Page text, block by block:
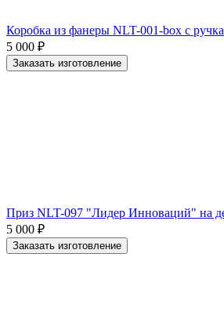
Коробка из фанеры NLT-001-box с
5 000 ₽
Заказать изготовление
Приз NLT-097 "Лидер Инноваций" на
5 000 ₽
Заказать изготовление